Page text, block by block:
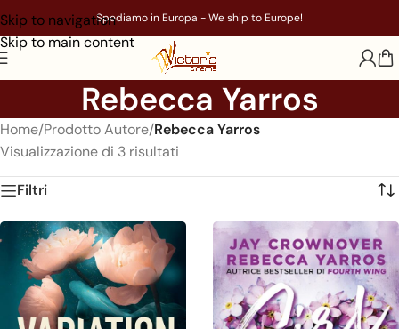
Skip to navigation
Skip to main content
Spediamo in Europa - We ship to Europe!
Rebecca Yarros
Home/Prodotto Autore/Rebecca Yarros
Visualizzazione di 3 risultati
Filtri